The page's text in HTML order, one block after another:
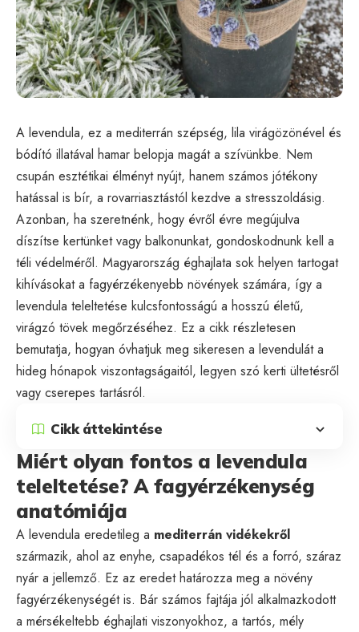
A levendula, ez a mediterrán szépség, lila virágözönével és
bódító illatával hamar belopja magát a szívünkbe. Nem
csupán esztétikai élményt nyújt, hanem számos jótékony
hatással is bír, a rovarriasztástól kezdve a stresszoldásig.
Azonban, ha szeretnénk, hogy évről évre megújulva
díszítse kertünket vagy balkonunkat, gondoskodnunk kell a
téli védelméről. Magyarország éghajlata sok helyen tartogat
kihívásokat a fagyérzékenyebb növények számára, így a
levendula teleltetése kulcsfontosságú a hosszú életű,
virágzó tövek megőrzéséhez. Ez a cikk részletesen
bemutatja, hogyan óvhatjuk meg sikeresen a levendulát a
hideg hónapok viszontagságaitól, legyen szó kerti ültetésről
vagy cserepes tartásról.
Cikk áttekintése
Miért olyan fontos a levendula
teleltetése? A fagyérzékenység
anatómiája
A levendula eredetileg a mediterrán vidékekről
származik, ahol az enyhe, csapadékos tél és a forró, száraz
nyár a jellemző. Ez az eredet határozza meg a növény
fagyérzékenységét is. Bár számos fajtája jól alkalmazkodott
a mérsékeltebb éghajlati viszonyokhoz, a tartós, mély